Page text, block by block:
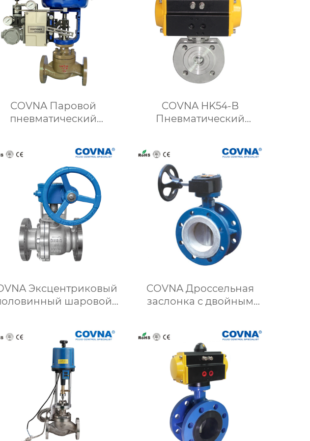
COVNA Паровой
пневматический
COVNA HK54-B
Пневматический
соединением
Эксцентриковый
шаровой
COVNA Дроссельная
заслонка с двойным
нержавеющей стали